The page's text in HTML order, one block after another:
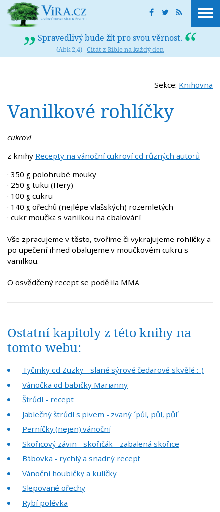
Spravedlivý bude žít pro svou věrnost.
(Abk 2,4) -Citát z Bible na každý den
Sekce: Knihovna
Vanilkové rohlíčky
cukroví
z knihy Recepty na vánoční cukroví od různých autorů
· 350 g polohrubé mouky
· 250 g tuku (Hery)
· 100 g cukru
· 140 g ořechů (nejlépe vlašských) rozemletých
· cukr moučka s vanilkou na obalování
Vše zpracujeme v těsto, tvoříme či vykrajujeme rohlíčky a
po upečení ihned obalujeme v moučkovém cukru s
vanilkou.
O osvědčený recept se podělila MMA
Ostatní kapitoly z této knihy na
tomto webu:
Tyčinky od Zuzky - slané sýrové čedarové skvělé :-)
Vánočka od babičky Marianny
Štrůdl - recept
Jablečný štrůdl s pivem - zvaný ´půl, půl, půl´
Perníčky (nejen) vánoční
Skořicový závin - skořičák - zabalená skořice
Bábovka - rychlý a snadný recept
Vánoční houbičky a kuličky
Slepované ořechy
Rybí polévka